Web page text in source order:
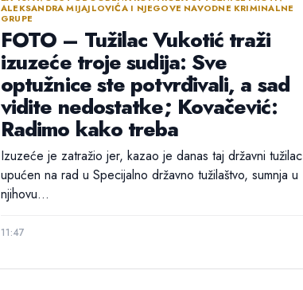
ALEKSANDRA MIJAJLOVIĆA I NJEGOVE NAVODNE KRIMINALNE
GRUPE
FOTO – Tužilac Vukotić traži
izuzeće troje sudija: Sve
optužnice ste potvrđivali, a sad
vidite nedostatke; Kovačević:
Radimo kako treba
Izuzeće je zatražio jer, kazao je danas taj državni tužilac
upućen na rad u Specijalno državno tužilaštvo, sumnja u
njihovu...
11:47